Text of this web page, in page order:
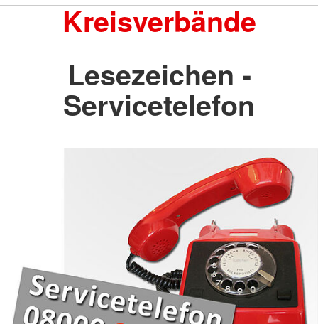
Kreisverbände
Lesezeichen -
Servicetelefon